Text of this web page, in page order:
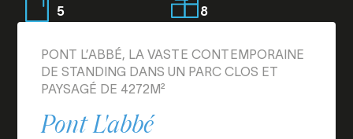
5 8
PONT L’ABBÉ, LA VASTE CONTEMPORAINE
DE STANDING DANS UN PARC CLOS ET
PAYSAGÉ DE 4272M²
Pont L'abbé